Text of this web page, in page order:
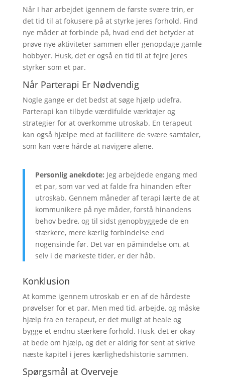
Når I har arbejdet igennem de første svære trin, er
det tid til at fokusere på at styrke jeres forhold. Find
nye måder at forbinde på, hvad end det betyder at
prøve nye aktiviteter sammen eller genopdage gamle
hobbyer. Husk, det er også en tid til at fejre jeres
styrker som et par.
Når Parterapi Er Nødvendig
Nogle gange er det bedst at søge hjælp udefra.
Parterapi kan tilbyde værdifulde værktøjer og
strategier for at overkomme utroskab. En terapeut
kan også hjælpe med at facilitere de svære samtaler,
som kan være hårde at navigere alene.
Personlig anekdote: Jeg arbejdede engang med
et par, som var ved at falde fra hinanden efter
utroskab. Gennem måneder af terapi lærte de at
kommunikere på nye måder, forstå hinandens
behov bedre, og til sidst genopbyggede de en
stærkere, mere kærlig forbindelse end
nogensinde før. Det var en påmindelse om, at
selv i de mørkeste tider, er der håb.
Konklusion
At komme igennem utroskab er en af de hårdeste
prøvelser for et par. Men med tid, arbejde, og måske
hjælp fra en terapeut, er det muligt at heale og
bygge et endnu stærkere forhold. Husk, det er okay
at bede om hjælp, og det er aldrig for sent at skrive
næste kapitel i jeres kærlighedshistorie sammen.
Spørgsmål at Overveje